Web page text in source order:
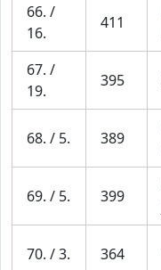
66. /
16.
411
67. /
19.
395
68. / 5. 389
69. / 5. 399
70. / 3. 364